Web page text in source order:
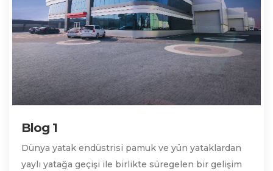
Blog 1
Dünya yatak endüstrisi pamuk ve yün yataklardan
yaylı yatağa geçişi ile birlikte süregelen bir gelişim